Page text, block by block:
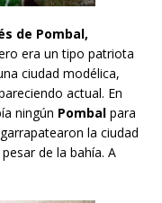
de Pombal,
era un tipo patriota
ciudad modélica,
actual. En
ningún Pombal para
la ciudad
de la bahía. A